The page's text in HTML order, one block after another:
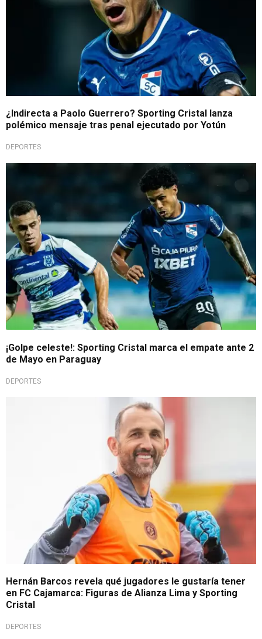
¿Indirecta a Paolo Guerrero? Sporting Cristal lanza
polémico mensaje tras penal ejecutado por Yotún
DEPORTES
¡Golpe celeste!: Sporting Cristal marca el empate ante 2
de Mayo en Paraguay
DEPORTES
Hernán Barcos revela qué jugadores le gustaría tener
en FC Cajamarca: Figuras de Alianza Lima y Sporting
Cristal
DEPORTES